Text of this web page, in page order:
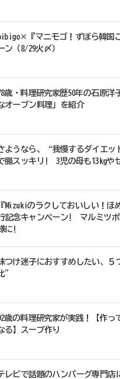
『マニモゴ！ずぼら韓国
ン（8/29火〆）
歳・料理研究家歴50年の石原洋
オーブン料理」を紹介
ようなら、“我慢するダイエ
腸スッキリ! 3児の母も13kgや
『Mizukiのラクしておいしい！ほ
記念キャンペーン! マルミツポ
に!
つけ迷子におすすめしたい、
”
歳の料理研究家が実践！【作っ
る】スープ作り
レビで話題のハンバーグ専門店